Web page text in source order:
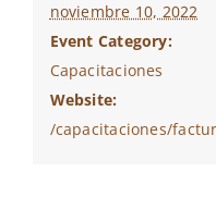
noviembre 10, 2022
Event Category:
Capacitaciones
Website:
/capacitaciones/